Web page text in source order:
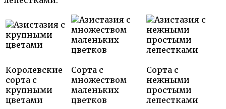
Королевские
сорта с
крупными
цветами
Сорта с
множеством
маленьких
цветков
Сорта с
нежными
простыми
лепестками